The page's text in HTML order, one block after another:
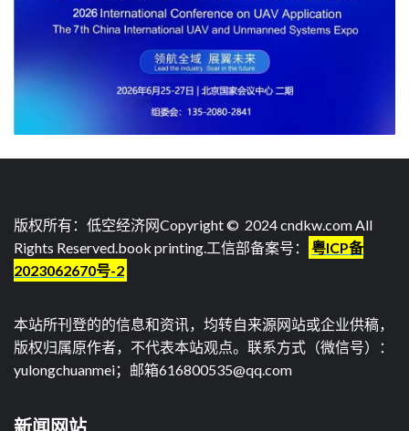
版权所有：低空经济网Copyright © 2024 cndkw.com All
Rights Reserved. book printing .工信部备案号：
粤ICP备
2023062670号-2
本站所刊登的的信息和资讯，均转自来源网站或企业供稿，
版权归属原作者，不代表本站观点。联系方式（微信号）：
yulongchuanmei；邮箱616800535@qq.com
新闻网站